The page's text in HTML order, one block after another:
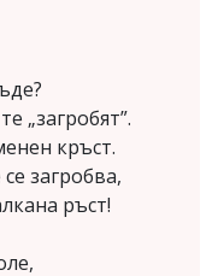
„загробят”.
кръст.
загробва,
ръст!